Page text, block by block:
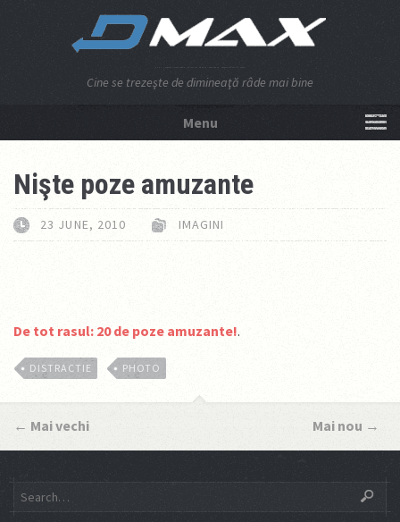
Cine se trezeşte de dimineaţă râde mai bine
Menu
Nişte poze amuzante
23 JUNE, 2010 IMAGINI
De tot rasul: 20 de poze amuzante!.
DISTRACTIE PHOTO
← Mai vechi Mai nou →